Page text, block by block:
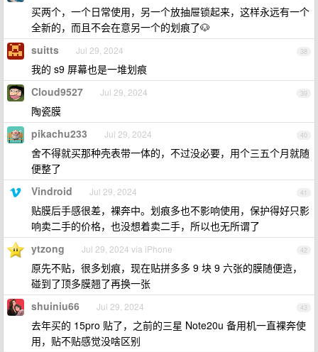
买两个，一个日常使用，另一个放抽屉锁起来，这样永远有一个
全新的，而且不会在意另一个的划痕了🐶
38
suitts Jul 29, 2024
我的 s9 屏幕也是一堆划痕
39
Cloud9527 Jul 29, 2024
陶瓷膜
40
pikachu233 Jul 29, 2024
舍不得就买那种壳表带一体的，不过没必要，用个三五个月就随
便整了
41
Vindroid Jul 29, 2024
贴膜后手感很差，裸奔中。划痕多也不影响使用，保护得好只影
响卖二手的价格，也没想着卖二手，所以也无所谓了
42
ytzong Jul 29, 2024 via iPhone
原先不贴，很多划痕，现在贴拼多多 9 块 9 六张的膜随便造，
碰到了顶多膜翘了再换一张
43
shuiniu66 Jul 29, 2024
去年买的 15pro 贴了，之前的三星 Note20u 备用机一直裸奔使
用，贴不贴感觉没啥区别